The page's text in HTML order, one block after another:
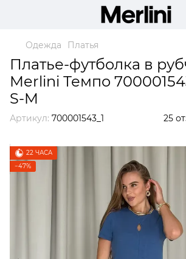
Одежда Платья
Платье-футболка в
Merlini Темпо
S-M
Артикул: 700001543_1 25
22 ЧАСА
−47%